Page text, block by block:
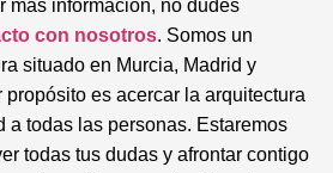
más información, no dudes
con nosotros. Somos un
situado en Murcia, Madrid y
propósito es acercar la arquitectura
a todas las personas. Estaremos
todas tus dudas y afrontar contigo